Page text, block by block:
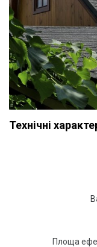
Технічні
Площа